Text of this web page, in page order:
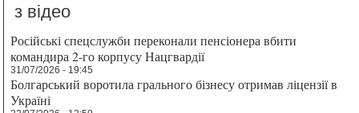
з відео
Російські спецслужби переконали пенсіонера вбити
командира 2-го корпусу Нацгвардії
31/07/2026 - 19:45
Болгарський воротила грального бізнесу отримав ліцензії в
Україні